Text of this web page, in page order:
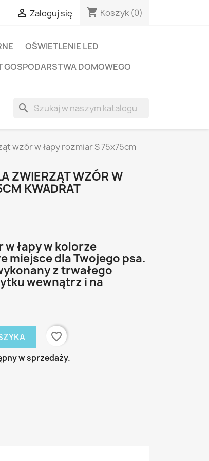
 Zaloguj się shopping_cart Koszyk (0)
OŚWIETLENIE LED
GOSPODARSTWA DOMOWEGO
search
wzór w łapy rozmiar S 75x75cm
ZWIERZĄT WZÓR W
KWADRAT
łapy w kolorze
miejsce dla Twojego psa.
z trwałego
wewnątrz i na
favorite_border
w sprzedaży.